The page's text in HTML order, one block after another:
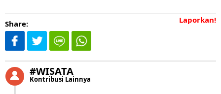
Laporkan!
Share:
#WISATA
Kontribusi Lainnya